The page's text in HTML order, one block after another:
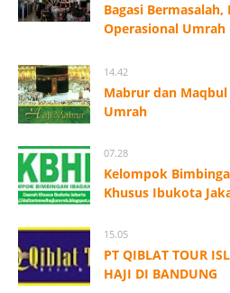
Bagasi
Operasional Umrah
14.42
Mabrur dan
Umrah
07.28
Kelompok
Khusus Ibukota
15.05
PT QIBLAT TOUR
HAJI DI BANDUNG